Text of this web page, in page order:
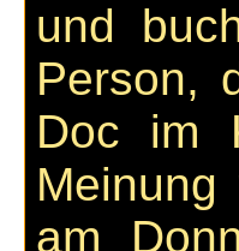
und
Person,
Doc im
am